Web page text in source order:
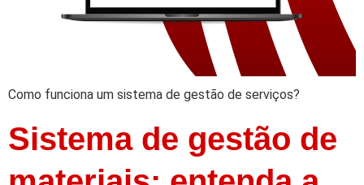
Como funciona um sistema de gestão de serviços?
Sistema de gestão de